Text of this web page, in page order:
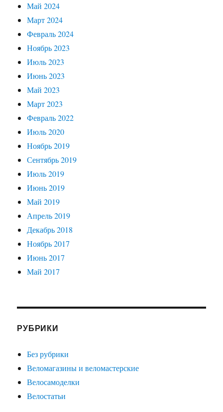
Май 2024
Март 2024
Февраль 2024
Ноябрь 2023
Июль 2023
Июнь 2023
Май 2023
Март 2023
Февраль 2022
Июль 2020
Ноябрь 2019
Сентябрь 2019
Июль 2019
Июнь 2019
Май 2019
Апрель 2019
Декабрь 2018
Ноябрь 2017
Июнь 2017
Май 2017
РУБРИКИ
Без рубрики
Веломагазины и веломастерские
Велосамоделки
Велостатьи